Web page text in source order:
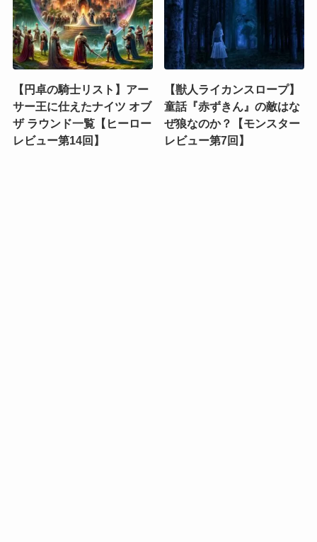
【円卓の騎士リスト】アー
サー王に仕えたナイツ オブ
ザ ラウンド一覧【ヒーロー
レビュー第14回】
【獣人ライカンスロープ】
童話『赤ずきん』の敵はな
ぜ狼なのか？【モンスター
レビュー第7回】